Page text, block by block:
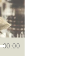
00:00